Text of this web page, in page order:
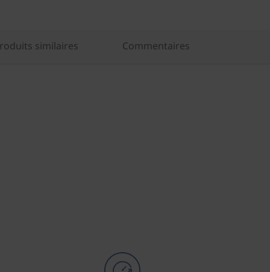
similaires Commentaires